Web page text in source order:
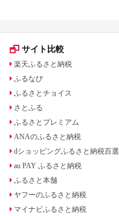
サイト比較
楽天ふるさと納税
ふるなび
ふるさとチョイス
さとふる
ふるさとプレミアム
ANAのふるさと納税
dショッピングふるさと納税百選
au PAY ふるさと納税
ふるさと本舗
ヤフーのふるさと納税
マイナビふるさと納税